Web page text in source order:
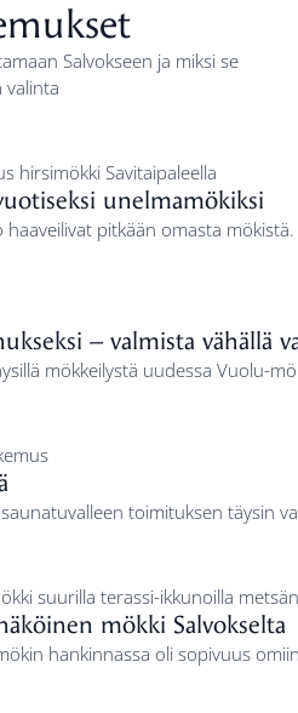
Salvokseen ja miksi se
valinta
unelmamökiksi
haaveilivat pitkään omasta
– valmista vähällä
mökkeilystä uudessa Vuolu-
toimituksen täysin
mökki Salvokselta
hankinnassa oli sopivuus